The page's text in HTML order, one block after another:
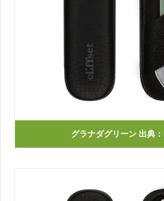
グラナダグリーン 出典：